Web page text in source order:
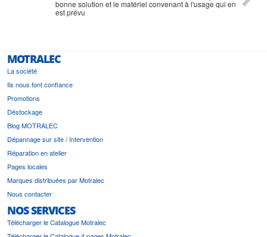
bonne solution et le matériel convenant à l'usage qui en
est prévu
MOTRALEC
La société
Ils nous font confiance
Promotions
Déstockage
Blog MOTRALEC
Dépannage sur site / Intervention
Réparation en atelier
Pages locales
Marques distribuées par Motralec
Nous contacter
NOS SERVICES
Télécharger le Catalogue Motralec